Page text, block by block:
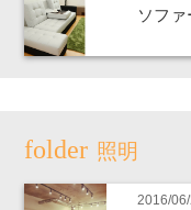
ソフ
照明
2016/